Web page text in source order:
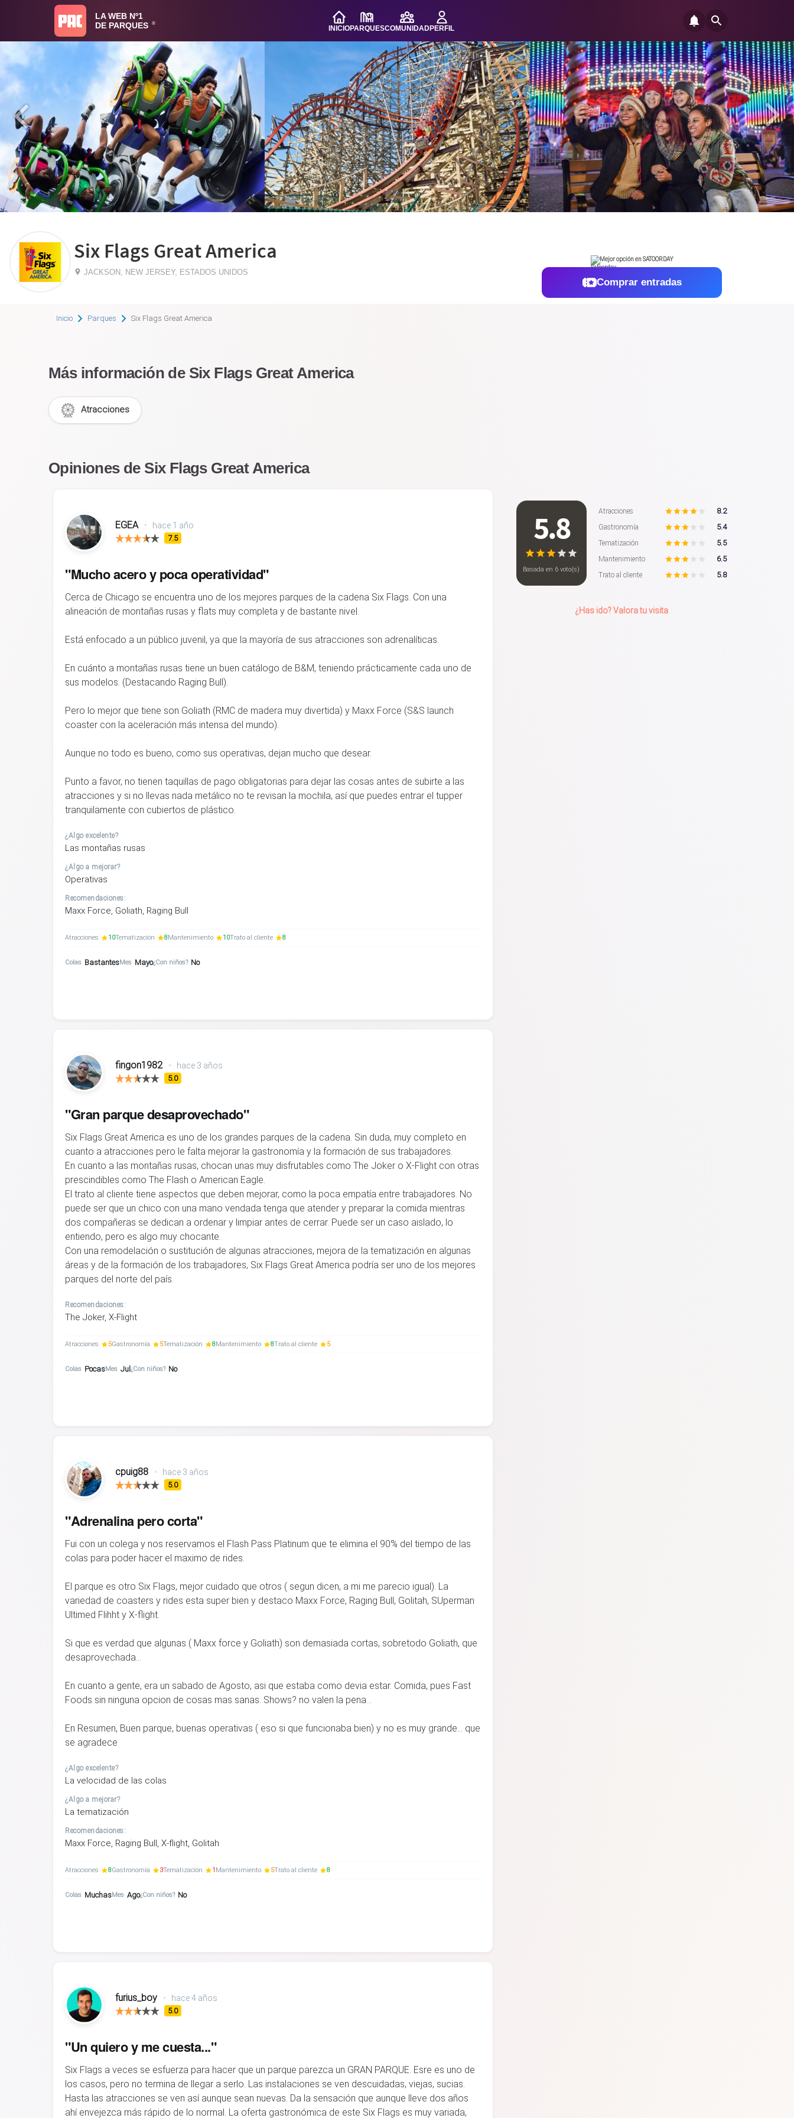
LA WEB Nº1
DE PARQUES
®
INICIOPARQUESCOMUNIDADPERFIL
Six Flags Great America
JACKSON, NEW JERSEY, ESTADOS UNIDOS
Mejor opción en SATOORDAY
Comprar entradas
Inicio Parques Six Flags Great America
Más información de Six Flags Great America
Atracciones
Opiniones de Six Flags Great America
5.8
Basada en 6 voto(s)
Atracciones 8.2
Gastronomía 5.4
Tematización 5.5
Mantenimiento 6.5
Trato al cliente 5.8
¿Has ido? Valora tu visita
EGEA • hace 1 año
7.5
"Mucho acero y poca operatividad"
Cerca de Chicago se encuentra uno de los mejores parques de la cadena Six Flags. Con una
alineación de montañas rusas y flats muy completa y de bastante nivel.
Está enfocado a un público juvenil, ya que la mayoría de sus atracciones son adrenalíticas.
En cuánto a montañas rusas tiene un buen catálogo de B&M, teniendo prácticamente cada uno de
sus modelos. (Destacando Raging Bull).
Pero lo mejor que tiene son Goliath (RMC de madera muy divertida) y Maxx Force (S&S launch
coaster con la aceleración más intensa del mundo).
Aunque no todo es bueno, como sus operativas, dejan mucho que desear.
Punto a favor, no tienen taquillas de pago obligatorias para dejar las cosas antes de subirte a las
atracciones y si no llevas nada metálico no te revisan la mochila, así que puedes entrar el tupper
tranquilamente con cubiertos de plástico.
¿Algo excelente?
Las montañas rusas
¿Algo a mejorar?
Operativas
Recomendaciones:
Maxx Force, Goliath, Raging Bull
Atracciones 10Tematización 8Mantenimiento 10Trato al cliente 8
Colas BastantesMes Mayo¿Con niños? No
fingon1982 • hace 3 años
5.0
"Gran parque desaprovechado"
Six Flags Great America es uno de los grandes parques de la cadena. Sin duda, muy completo en
cuanto a atracciones pero le falta mejorar la gastronomía y la formación de sus trabajadores.
En cuanto a las montañas rusas, chocan unas muy disfrutables como The Joker o X-Flight con otras
prescindibles como The Flash o American Eagle.
El trato al cliente tiene aspectos que deben mejorar, como la poca empatía entre trabajadores. No
puede ser que un chico con una mano vendada tenga que atender y preparar la comida mientras
dos compañeras se dedican a ordenar y limpiar antes de cerrar. Puede ser un caso aislado, lo
entiendo, pero es algo muy chocante.
Con una remodelación o sustitución de algunas atracciones, mejora de la tematización en algunas
áreas y de la formación de los trabajadores, Six Flags Great America podría ser uno de los mejores
parques del norte del país.
Recomendaciones:
The Joker, X-Flight
Atracciones 5Gastronomía 5Tematización 8Mantenimiento 8Trato al cliente 5
Colas PocasMes Jul¿Con niños? No
cpuig88 • hace 3 años
5.0
"Adrenalina pero corta"
Fui con un colega y nos reservamos el Flash Pass Platinum que te elimina el 90% del tiempo de las
colas para poder hacer el maximo de rides.
El parque es otro Six Flags, mejor cuidado que otros ( segun dicen, a mi me parecio igual). La
variedad de coasters y rides esta super bien y destaco Maxx Force, Raging Bull, Golitah, SUperman
Ultimed Flihht y X-flight.
Si que es verdad que algunas ( Maxx force y Goliath) son demasiada cortas, sobretodo Goliath, que
desaprovechada...
En cuanto a gente, era un sabado de Agosto, asi que estaba como devia estar. Comida, pues Fast
Foods sin ninguna opcion de cosas mas sanas. Shows? no valen la pena...
En Resumen, Buen parque, buenas operativas ( eso si que funcionaba bien) y no es muy grande... que
se agradece
¿Algo excelente?
La velocidad de las colas
¿Algo a mejorar?
La tematización
Recomendaciones:
Maxx Force, Raging Bull, X-flight, Golitah
Atracciones 8Gastronomía 3Tematización 1 Mantenimiento 5Trato al cliente 8
Colas MuchasMes Ago¿Con niños? No
furius_boy • hace 4 años
5.0
"Un quiero y me cuesta..."
Six Flags a veces se esfuerza para hacer que un parque parezca un GRAN PARQUE. Esre es uno de
los casos, pero no termina de llegar a serlo. Las instalaciones se ven descuidadas, viejas, sucias.
Hasta las atracciones se ven así aunque sean nuevas. Da la sensación que aunque lleve dos años
ahí envejezca más rápido de lo normal. La oferta gastronómica de este Six Flags es muy variada,